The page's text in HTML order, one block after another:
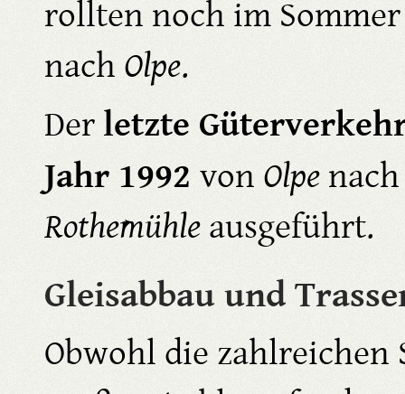
rollten noch im
nachOlpe.
Derletzte
Jahr 1992 vonOlpe
Rothemühleausgeführt.
Gleisabbau und
Obwohl die